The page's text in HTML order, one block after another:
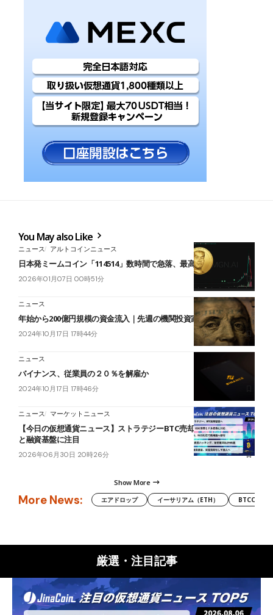
You May also Like
ニュース アルトコインニュース
日本発ミームコイン「114514」数時間で急落、最高値から86%減
2026年01月07日 00時51分
ニュース
年始から200億円規模の資金流入｜先週の機関投資家の動き
2024年10月17日 17時44分
ニュース
バイナンス、従業員の２０％を解雇か
2024年10月17日 17時46分
ニュース マーケットニュース
【今日の仮想通貨ニュース】ストラテジーBTC売却容認｜規制対応
と融資基盤に注目
2026年06月30日 20時26分
Show More
More News: エアドロップ イーサリアム（ETH） BTCC
厳選・注目記事